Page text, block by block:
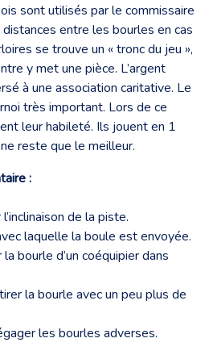
sont utilisés par le commissaire
entre les bourles en cas
se trouve un « tronc du jeu »,
y met une pièce. L’argent
à une association caritative. Le
très important. Lors de ce
leur habileté. Ils jouent en 1
reste que le meilleur.
:
de la piste.
laquelle la boule est envoyée.
bourle d’un coéquipier dans
la bourle avec un peu plus de
les bourles adverses.